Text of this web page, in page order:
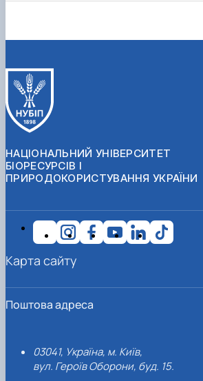
НАЦІОНАЛЬНИЙ УНІВЕРСИТЕТ
БІОРЕСУРСІВ І
ПРИРОДОКОРИСТУВАННЯ УКРАЇНИ
Поштова адреса
03041, Україна, м. Київ,
вул. Героїв Оборони, буд. 15.
Карта сайту